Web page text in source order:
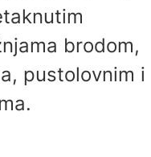
brodom,
pustolovnim i